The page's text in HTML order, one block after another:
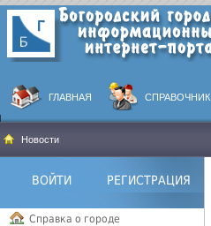
ГЛАВНАЯ СПРАВОЧНИК
Новости
ВОЙТИ РЕГИСТРАЦИЯ
Справка о городе